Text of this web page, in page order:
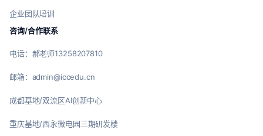
企业团队培训
咨询/合作联系
电话：郝老师13258207810
邮箱：admin@iccedu.cn
成都基地/双流区AI创新中心
重庆基地/西永微电园三期研发楼